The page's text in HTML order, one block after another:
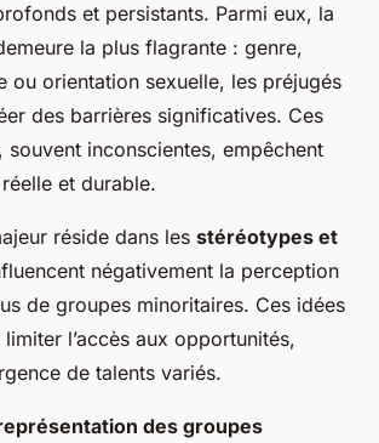
6 min de lecture
et persistants. Parmi eux, la
la plus flagrante : genre,
ou orientation sexuelle, les préjugés
des barrières significatives. Ces
souvent inconscientes, empêchent
et durable.
réside dans les stéréotypes et
négativement la perception
de groupes minoritaires. Ces idées
l’accès aux opportunités,
de talents variés.
des groupes